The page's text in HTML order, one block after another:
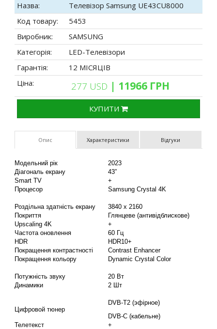
Назва:
Телевізор Samsung UE43CU8000
Код товару:
5453
Виробник:
SAMSUNG
Категорія:
LED-Телевізори
Гарантія:
12 МІСЯЦІВ
Ціна:
277 USD | 11966 ГРН
КУПИТИ
Опис Характеристики Відгуки
Модельний рік
2023
Діагональ екрану
43”
Smart TV
+
Процесор
Samsung Crystal 4K
Роздільна здатність екрану
3840 x 2160
Покриття
Глянцеве (антивідблискове)
Upscaling 4K
+
Частота оновлення
60 Гц
HDR
HDR10+
Покращення контрастності
Contrast Enhancer
Покращення кольору
Dynamic Crystal Color
Потужність звуку
20 Вт
Динамики
2 Шт
Цифровой тюнер
DVB-T2 (эфірное)
DVB-C (кабельне)
Телетекст
+